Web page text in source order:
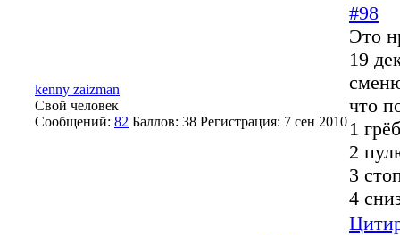
kenny zaizman
Свой человек
Сообщений: 82 Баллов: 38 Регистрация: 7 сен 2010
#98
Это
19
что
1
2
3
4